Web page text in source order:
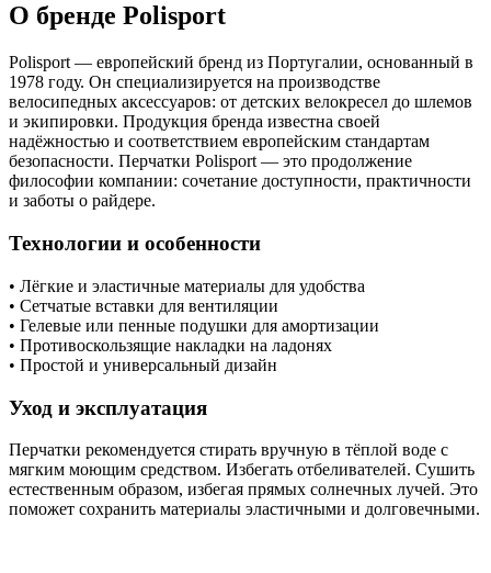
О бренде Polisport
Polisport — европейский бренд из Португалии, основанный в
1978 году. Он специализируется на производстве
велосипедных аксессуаров: от детских велокресел до шлемов
и экипировки. Продукция бренда известна своей
надёжностью и соответствием европейским стандартам
безопасности. Перчатки Polisport — это продолжение
философии компании: сочетание доступности, практичности
и заботы о райдере.
Технологии и особенности
• Лёгкие и эластичные материалы для удобства
• Сетчатые вставки для вентиляции
• Гелевые или пенные подушки для амортизации
• Противоскользящие накладки на ладонях
• Простой и универсальный дизайн
Уход и эксплуатация
Перчатки рекомендуется стирать вручную в тёплой воде с
мягким моющим средством. Избегать отбеливателей. Сушить
естественным образом, избегая прямых солнечных лучей. Это
поможет сохранить материалы эластичными и долговечными.